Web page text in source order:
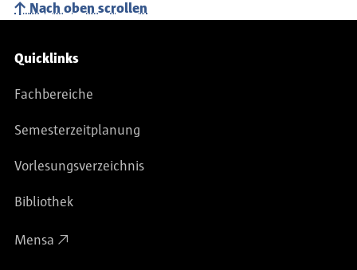
Nach oben scrollen
Service-Navigation
Quicklinks
Fachbereiche
Semesterzeitplanung
Vorlesungsverzeichnis
Bibliothek
Mensa